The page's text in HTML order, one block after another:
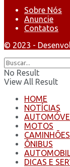
Sobre Nós
Anuncie
Contatos
© 2023 -
No Result
View All Result
HOME
NOTÍCIAS
MOTOS
CAMINHÕES
ÔNIBUS
DICAS E